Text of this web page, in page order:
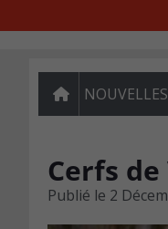
NOUVELLES
Cerfs
Publié le 2